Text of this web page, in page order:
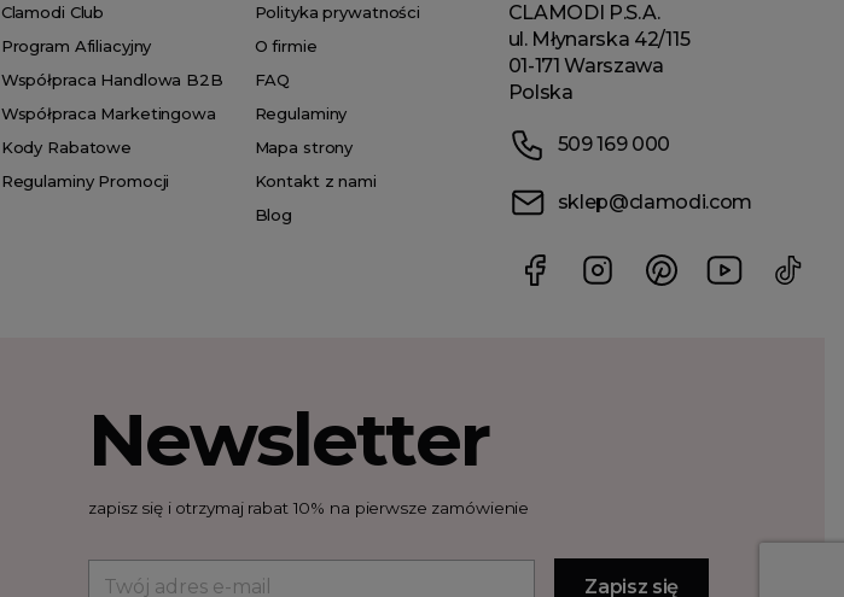
Clamodi Club
Program Afiliacyjny
Współpraca Handlowa B2B
Współpraca Marketingowa
Kody Rabatowe
Regulaminy Promocji
Polityka prywatności
O firmie
FAQ
Regulaminy
Mapa strony
Kontakt z nami
Blog
CLAMODI P.S.A.
ul. Młynarska 42/115
01-171 Warszawa
Polska
509 169 000
sklep@clamodi.com
Newsletter
zapisz się i otrzymaj rabat 10% na pierwsze zamówienie